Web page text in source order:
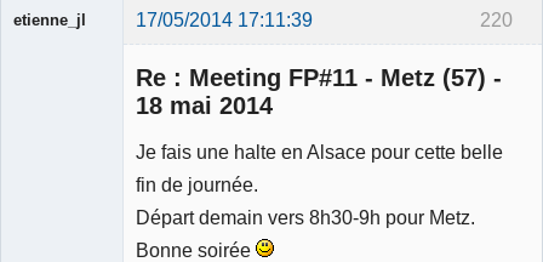
220
etienne_jl 17/05/2014 17:11:39
Re : Meeting FP#11 - Metz (57) -
18 mai 2014
Je fais une halte en Alsace pour cette belle
fin de journée.
Départ demain vers 8h30-9h pour Metz.
Bonne soirée